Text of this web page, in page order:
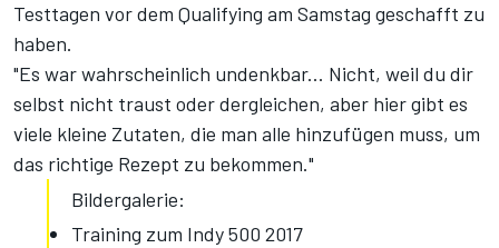
Testtagen vor dem Qualifying am Samstag geschafft zu
haben.
"Es war wahrscheinlich undenkbar... Nicht, weil du dir
selbst nicht traust oder dergleichen, aber hier gibt es
viele kleine Zutaten, die man alle hinzufügen muss, um
das richtige Rezept zu bekommen."
Bildergalerie:
Training zum Indy 500 2017